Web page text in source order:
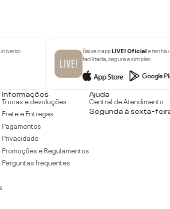
Baixe o appLIVE! Oficiale tenha
facilitada, segura e simples.
Informações
Trocas e devoluções
Frete e Entregas
Pagamentos
Privacidade
Promoções e Regulamentos
Perguntas frequentes
Ajuda
Central de Atendimento
Segunda à sexta-